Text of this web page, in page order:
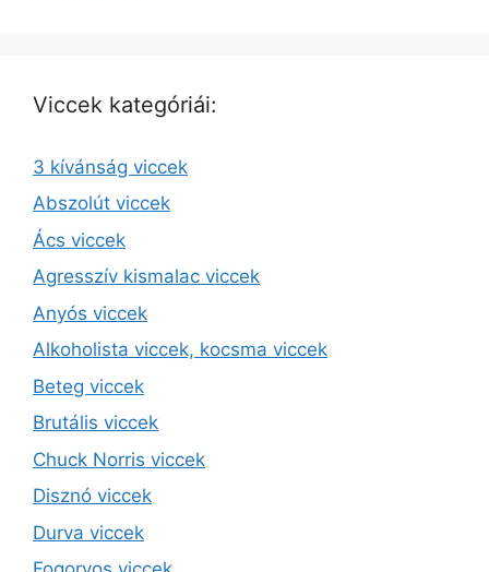
Viccek kategóriái:
3 kívánság viccek
Abszolút viccek
Ács viccek
Agresszív kismalac viccek
Anyós viccek
Alkoholista viccek, kocsma viccek
Beteg viccek
Brutális viccek
Chuck Norris viccek
Disznó viccek
Durva viccek